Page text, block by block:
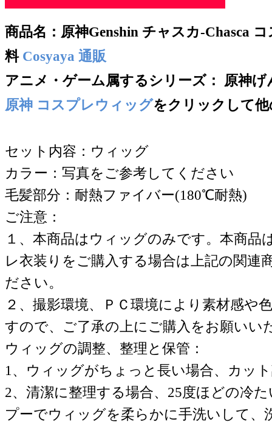
商品名： 原神Genshin チャスカ-Chasca
料 Cosyaya 通販
アニメ・ゲーム属するシリーズ： 原神げ
原神 コスプレウィッグをクリックして
セット内容：ウィッグ
カラー：写真をご参考してください
毛髪部分：耐熱ファイバー(180℃耐熱)
ご注意：
１、本商品はウィッグのみです。本商
レ衣装りをご購入する場合は上記の関連
ださい。
２、撮影環境、ＰＣ環境により素材感や
すので、ご了承の上にご購入をお願いい
ウィッグの調整、整理と保管：
1、ウィッグがちょっと長い場合、カッ
2、清潔に整理する場合、25度ほどの冷
プーでウィッグを柔らかに手洗いして、